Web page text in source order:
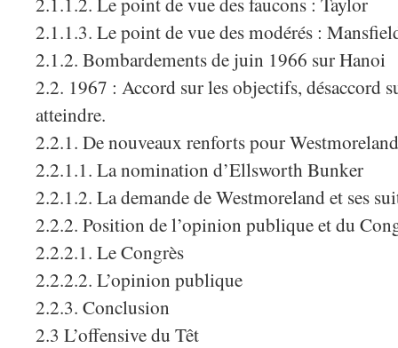
2.1.1.3. Le point de vue des modérés :
2.1.2. Bombardements de juin 1966 sur Hanoi
2.2. 1967 : Accord sur les objectifs, désaccord
atteindre.
2.2.1. De nouveaux renforts pour
2.2.1.1. La nomination d’Ellsworth Bunker
2.2.1.2. La demande de Westmoreland et ses
2.2.2. Position de l’opinion publique et du
2.2.2.1. Le Congrès
2.2.2.2. L’opinion publique
2.2.3. Conclusion
2.3 L’offensive du Têt